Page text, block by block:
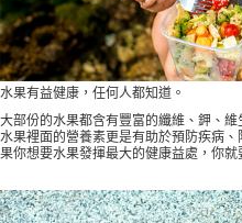
水果有益健康，任何人都知道。
大部份的水果都含有豐富的纖維、鉀、
水果裡面的營養素更是有助於預防疾病
果你想要水果發揮最大的健康益處，你就